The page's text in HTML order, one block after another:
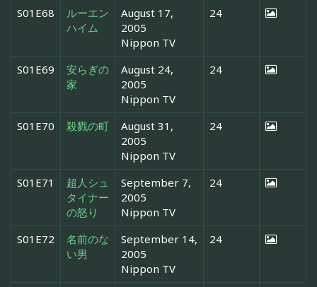
S01E68
ルーエン
ハイム
August 17,
2005
Nippon TV
24
S01E69
安らぎの
家
August 24,
2005
Nippon TV
24
S01E70 殺戮の町
August 31,
2005
Nippon TV
24
S01E71
超人シュ
タイナー
の怒り
September 7,
2005
Nippon TV
24
S01E72
名前のな
い男
September 14,
2005
Nippon TV
24